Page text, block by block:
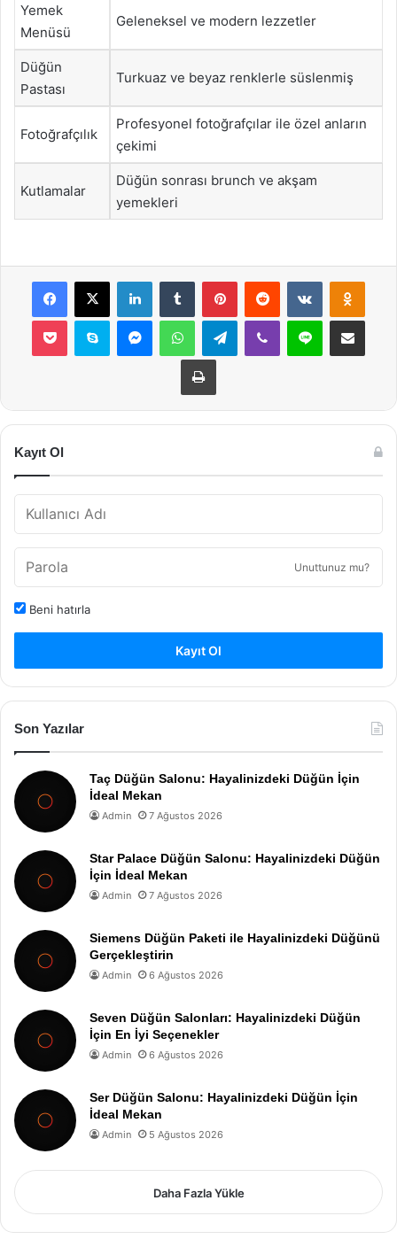
Yemek
Menüsü
Geleneksel ve modern lezzetler
Düğün
Pastası
Turkuaz ve beyaz renklerle süslenmiş
Fotoğrafçılık
Profesyonel fotoğrafçılar ile özel anların
çekimi
Kutlamalar
Düğün sonrası brunch ve akşam
yemekleri
Facebook
X LinkedInTumblr PinterestReddit VKontakte
Pocket Skype MessengerWhatsAppTelegramViber Line E-Posta ile
Yazdır
Kayıt Ol
Unuttunuz mu?
Beni hatırla
Kayıt Ol
Son Yazılar
Taç Düğün Salonu: Hayalinizdeki Düğün İçin
İdeal Mekan
Admin 7 Ağustos 2026
Star Palace Düğün Salonu: Hayalinizdeki Düğün
İçin İdeal Mekan
Admin 7 Ağustos 2026
Siemens Düğün Paketi ile Hayalinizdeki Düğünü
Gerçekleştirin
Admin 6 Ağustos 2026
Seven Düğün Salonları: Hayalinizdeki Düğün
İçin En İyi Seçenekler
Admin 6 Ağustos 2026
Ser Düğün Salonu: Hayalinizdeki Düğün İçin
İdeal Mekan
Admin 5 Ağustos 2026
Daha Fazla Yükle